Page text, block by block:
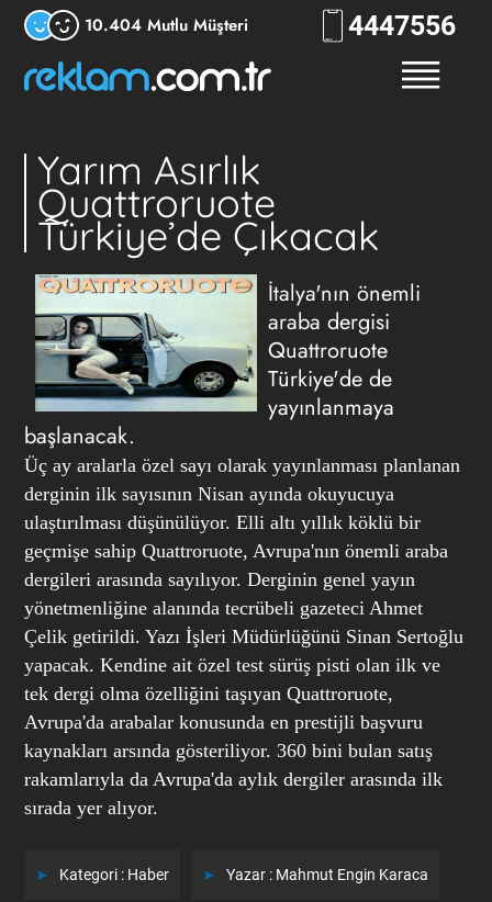
10.404 Mutlu Müşteri 4447556
Yarım Asırlık
Quattroruote
Türkiye’de Çıkacak
İtalya'nın önemli
araba dergisi
Quattroruote
Türkiye'de de
yayınlanmaya
başlanacak.
Üç ay aralarla özel sayı olarak yayınlanması planlanan
derginin ilk sayısının Nisan ayında okuyucuya
ulaştırılması düşünülüyor. Elli altı yıllık köklü bir
geçmişe sahip Quattroruote, Avrupa'nın önemli araba
dergileri arasında sayılıyor. Derginin genel yayın
yönetmenliğine alanında tecrübeli gazeteci Ahmet
Çelik getirildi. Yazı İşleri Müdürlüğünü Sinan Sertoğlu
yapacak. Kendine ait özel test sürüş pisti olan ilk ve
tek dergi olma özelliğini taşıyan Quattroruote,
Avrupa'da arabalar konusunda en prestijli başvuru
kaynakları arsında gösteriliyor. 360 bini bulan satış
rakamlarıyla da Avrupa'da aylık dergiler arasında ilk
sırada yer alıyor.
Kategori : Haber Yazar : Mahmut Engin Karaca